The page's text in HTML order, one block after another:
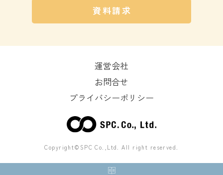
資料請求
運営会社
お問合せ
プライバシーポリシー
Copyright©SPC Co.,Ltd. All right reserved.